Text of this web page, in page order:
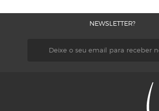
NEWSLETTER?